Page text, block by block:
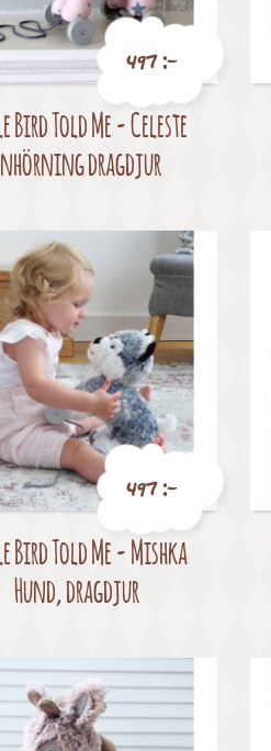
Pris
497 :-
Told Me - Celeste
dragdjur
Pris
497 :-
Bird Told Me - Mishka
Hund, dragdjur